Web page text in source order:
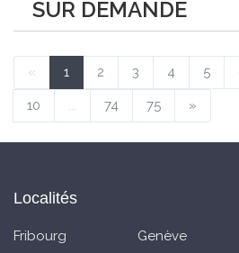
SUR DEMANDE
contemporaines. Sa distribution
été conçue pour répondre...
« 1 2 3 4 5
10 ... 74 75 »
Localités
Fribourg Genève